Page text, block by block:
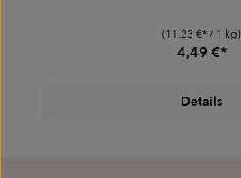
(11,23 €* / 1 kg)
4,49 €*
Details